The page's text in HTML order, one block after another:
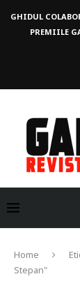
GHIDUL
PREMIILE
Home
Stepan"